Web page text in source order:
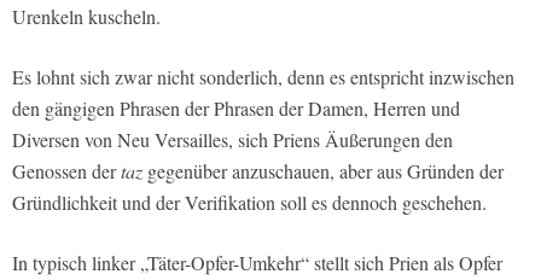
Urenkeln kuscheln.
Es lohnt sich zwar nicht sonderlich, denn es entspricht inzwischen
den gängigen Phrasen der Phrasen der Damen, Herren und
Diversen von Neu Versailles, sich Priens Äußerungen den
Genossen dertaz gegenüber anzuschauen, aber aus Gründen der
Gründlichkeit und der Verifikation soll es dennoch geschehen.
In typisch linker „Täter-Opfer-Umkehr“ stellt sich Prien als Opfer